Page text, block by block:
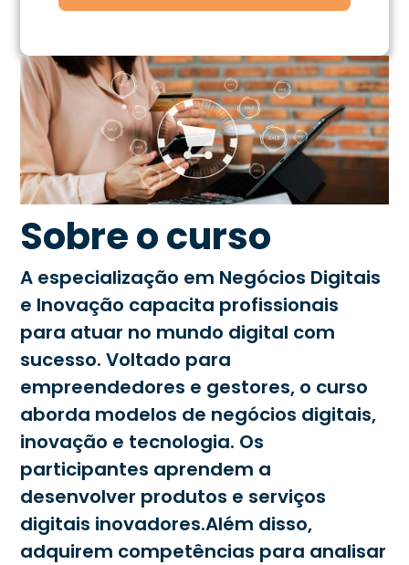
Sobre o curso
A especialização em Negócios Digitais
e Inovação capacita profissionais
para atuar no mundo digital com
sucesso. Voltado para
empreendedores e gestores, o curso
aborda modelos de negócios digitais,
inovação e tecnologia. Os
participantes aprendem a
desenvolver produtos e serviços
digitais inovadores.Além disso,
adquirem competências para analisar